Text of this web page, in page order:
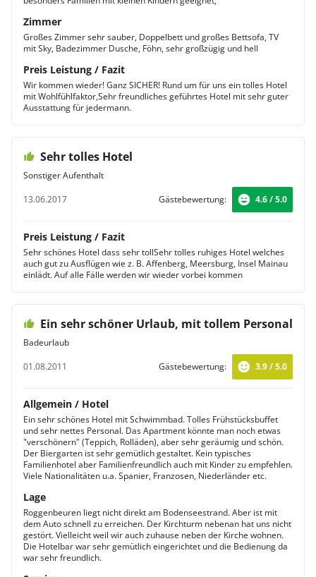
Zimmer
Großes Zimmer sehr sauber, Doppelbett und großes Bettsofa, TV
mit Sky, Badezimmer Dusche, Föhn, sehr großzügig und hell
Preis Leistung / Fazit
Wir kommen wieder! Ganz SICHER! Rund um für uns ein tolles Hotel
mit Wohlfühlfaktor,Sehr freundliches geführtes Hotel mit sehr guter
Ausstattung für jedermann.
Sehr tolles Hotel
Sonstiger Aufenthalt
13.06.2017
Gästebewertung: 4.6 / 5.0
Preis Leistung / Fazit
Sehr schönes Hotel dass sehr tollSehr tolles ruhiges Hotel welches
auch gut zu Ausflügen wie z. B. Affenberg, Meersburg, Insel Mainau
einlädt. Auf alle Fälle werden wir wieder vorbei kommen
Ein sehr schöner Urlaub, mit tollem Personal
Badeurlaub
01.08.2011
Gästebewertung: 3.9 / 5.0
Allgemein / Hotel
Ein sehr schönes Hotel mit Schwimmbad. Tolles Frühstücksbuffet
und sehr nettes Personal. Das Apartment könnte man noch etwas
"verschönern" (Teppich, Rolläden), aber sehr geräumig und schön.
Der Biergarten ist sehr gemütlich gestaltet. Kein typisches
Familienhotel aber Familienfreundlich auch mit Kinder zu empfehlen.
Viele Nationalitäten u.a. Spanier, Franzosen, Niederländer etc.
Lage
Roggenbeuren liegt nicht direkt am Bodenseestrand. Aber ist mit
dem Auto schnell zu erreichen. Der Kirchturm nebenan hat uns nicht
gestört. Vielleicht weil wir auch zuhause neben der Kirche wohnen.
Die Hotelbar war sehr gemütlich eingerichtet und die Bedienung da
war sehr freundlich.